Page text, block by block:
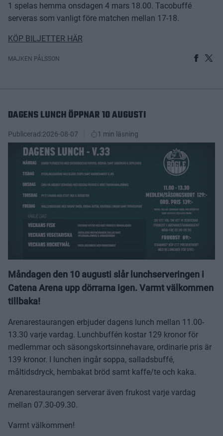
1 spelas hemma onsdagen 4 mars 18.00. Tacobuffé
serveras som vanligt före matchen mellan 17-18.
KÖP BILJETTER HÄR
MAJKEN PÅLSSON
DAGENS LUNCH ÖPPNAR 10 AUGUSTI
Publicerad:2026-08-07 1 min läsning
Måndagen den 10 augusti slår lunchserveringen i
Catena Arena upp dörrarna igen. Varmt välkommen
tillbaka!
Arenarestaurangen erbjuder dagens lunch mellan 11.00-
13.30 varje vardag. Lunchbuffén kostar 129 kronor för
medlemmar och säsongskortsinnehavare, ordinarie pris är
139 kronor. I lunchen ingår soppa, salladsbuffé,
måltidsdryck, hembakat bröd samt kaffe/te och kaka.
Arenarestaurangen serverar även frukost varje vardag
mellan 07.30-09.30.
Varmt välkommen!